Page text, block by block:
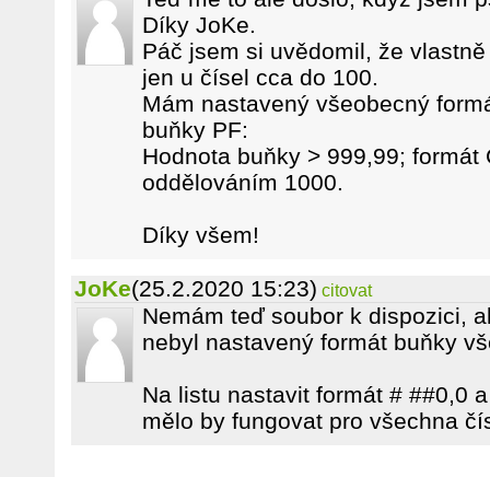
Díky JoKe.
Páč jsem si uvědomil, že
jen u čísel cca do 100.
Mám nastavený všeobecný
buňky PF:
Hodnota buňky > 999,99; formát
oddělováním 1000.
Díky všem!
JoKe(25.2.2020 15:23) citovat
Nemám teď soubor k dispozici,
nebyl nastavený formát buňky
Na listu nastavit formát # ##0,0
mělo by fungovat pro všechna